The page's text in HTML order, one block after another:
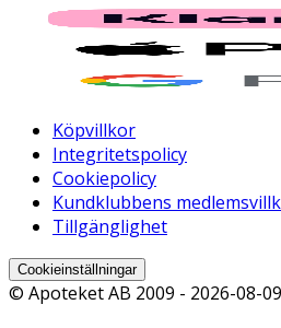
Köpvillkor
Integritetspolicy
Cookiepolicy
Kundklubbens
Tillgänglighet
Cookieinställningar
© Apoteket AB 2009 - 2026-08-